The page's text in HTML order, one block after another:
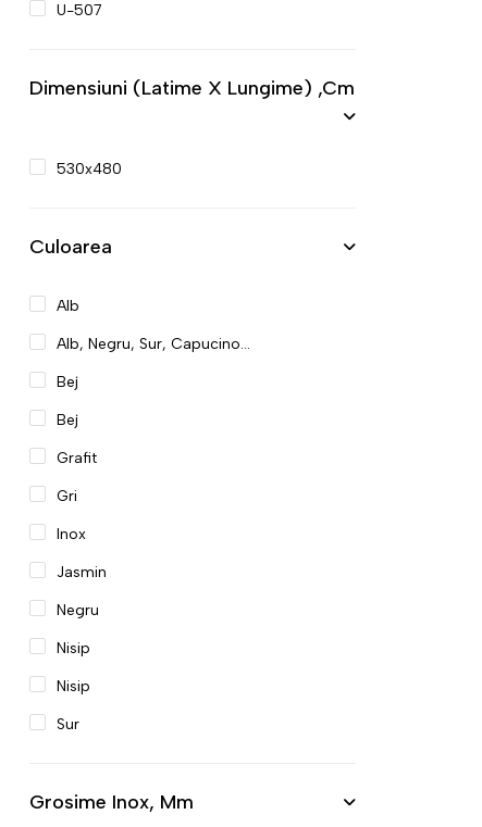
U-507
Dimensiuni (latime X Lungime) ,cm
530x480
Culoarea
Alb
Alb, Negru, Sur, Capucino...
Bej
Bej
Grafit
Gri
Inox
Jasmin
Negru
Nisip
Nisip
Sur
Grosime Inox, Mm